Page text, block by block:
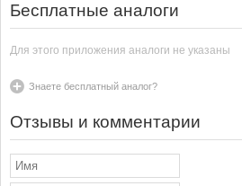
Бесплатные аналоги
Для этого приложения аналоги не указаны
Знаете бесплатный аналог?
Отзывы и комментарии